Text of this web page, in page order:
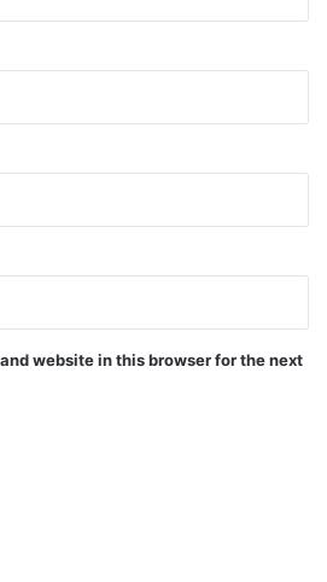
website in this browser for the next